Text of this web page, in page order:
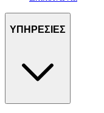
ΥΠΗΡΕΣΙΕΣ